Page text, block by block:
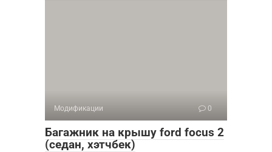
Модификации 0
Багажник на крышу ford focus 2
(седан, хэтчбек)